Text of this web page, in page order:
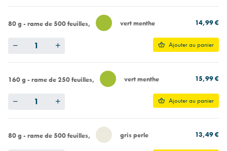
80 g - rame de 500 feuilles vert menthe 14,99 €
Ajouter au panier
160 g - rame de 250 feuilles vert menthe 15,99 €
Ajouter au panier
80 g - rame de 500 feuilles gris perle 13,49 €